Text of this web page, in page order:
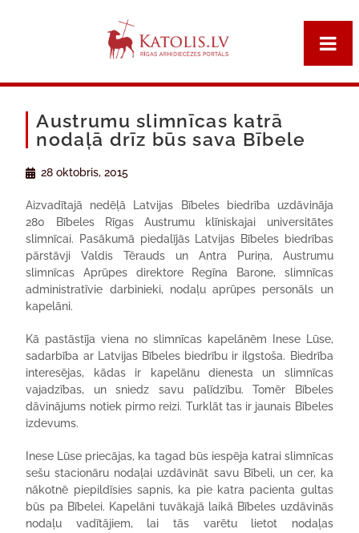
Austrumu slimnīcas katrā
nodaļā drīz būs sava Bībele
28 oktobris, 2015
Aizvadītajā nedēļā Latvijas Bībeles biedrība uzdāvināja
280 Bībeles Rīgas Austrumu klīniskajai universitātes
slimnīcai. Pasākumā piedalījās Latvijas Bībeles biedrības
pārstāvji Valdis Tērauds un Antra Puriņa, Austrumu
slimnīcas Aprūpes direktore Regīna Barone, slimnīcas
administratīvie darbinieki, nodaļu aprūpes personāls un
kapelāni.
Kā pastāstīja viena no slimnīcas kapelānēm Inese Lūse,
sadarbība ar Latvijas Bībeles biedrību ir ilgstoša. Biedrība
interesējas, kādas ir kapelānu dienesta un slimnīcas
vajadzības, un sniedz savu palīdzību. Tomēr Bībeles
dāvinājums notiek pirmo reizi. Turklāt tas ir jaunais Bībeles
izdevums.
Inese Lūse priecājas, ka tagad būs iespēja katrai slimnīcas
sešu stacionāru nodaļai uzdāvināt savu Bībeli, un cer, ka
nākotnē piepildīsies sapnis, ka pie katra pacienta gultas
būs pa Bībelei. Kapelāni tuvākajā laikā Bībeles uzdāvinās
nodaļu vadītājiem, lai tās varētu lietot nodaļas